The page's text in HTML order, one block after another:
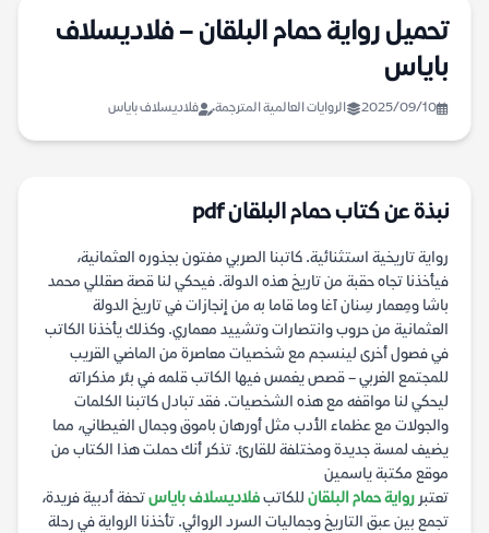
تحميل رواية حمام البلقان – فلاديسلاف
باياس
2025/09/10 الروايات العالمية المترجمة فلاديسلاف باياس
نبذة عن كتاب حمام البلقان pdf
رواية تاريخية استثنائية. كاتبنا الصربي مفتون بجذوره العثمانية،
فيأخذنا تجاه حقبة من تاريخ هذه الدولة. فيحكي لنا قصة صقللي محمد
باشا ومِعمار سِنان آغا وما قاما به من إنجازات في تاريخ الدولة
العثمانية من حروب وانتصارات وتشييد معماري. وكذلك يأخذنا الكاتب
في فصول أخرى لينسجم مع شخصيات معاصرة من الماضي القريب
للمجتمع الغربي – قصص يغمس فيها الكاتب قلمه في بئر مذكراته
ليحكي لنا مواقفه مع هذه الشخصيات. فقد تبادل كاتبنا الكلمات
والجولات مع عظماء الأدب مثل أورهان باموق وجمال الغيطاني، مما
يضيف لمسة جديدة ومختلفة للقارئ. تذكر أنك حملت هذا الكتاب من
موقع مكتبة ياسمين
تعتبر رواية حمام البلقان للكاتبفلاديسلاف باياستحفة أدبية فريدة،
تجمع بين عبق التاريخ وجماليات السرد الروائي. تأخذنا الرواية في رحلة